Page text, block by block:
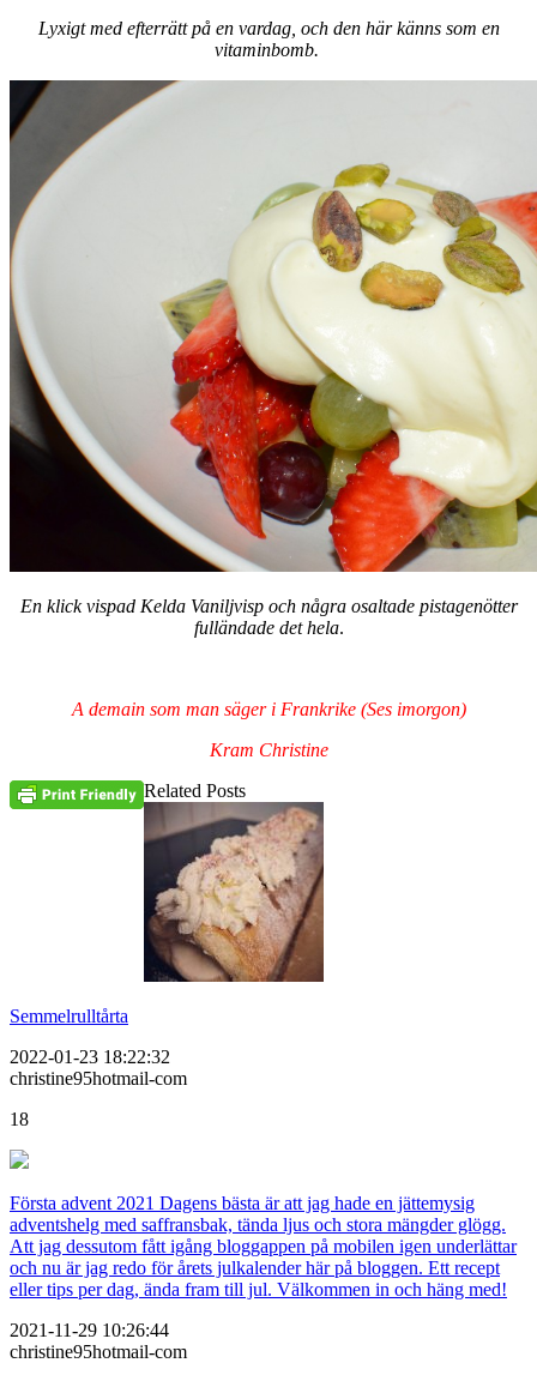
Lyxigt med efterrätt på en vardag, och den här känns som en
vitaminbomb.
En klick vispad Kelda Vaniljvisp och några osaltade pistagenötter
fulländade det hela.
A demain som man säger i Frankrike (Ses imorgon)
Kram Christine
Related Posts
Semmelrulltårta
2022-01-23 18:22:32
christine95hotmail-com
18
Första advent 2021 Dagens bästa är att jag hade en jättemysig
adventshelg med saffransbak, tända ljus och stora mängder glögg.
Att jag dessutom fått igång bloggappen på mobilen igen underlättar
och nu är jag redo för årets julkalender här på bloggen. Ett recept
eller tips per dag, ända fram till jul. Välkommen in och häng med!
2021-11-29 10:26:44
christine95hotmail-com